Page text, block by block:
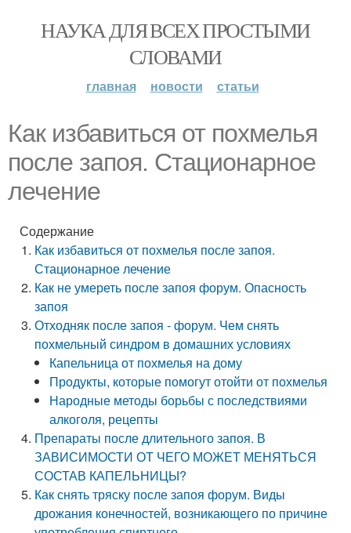
НАУКА ДЛЯ ВСЕХ ПРОСТЫМИ
СЛОВАМИ
главная новости статьи
Как избавиться от похмелья
после запоя. Стационарное
лечение
Содержание
Как избавиться от похмелья после запоя.
Стационарное лечение
Как не умереть после запоя форум. Опасность
запоя
Отходняк после запоя - форум. Чем снять
похмельный синдром в домашних условиях
Капельница от похмелья на дому
Продукты, которые помогут отойти от похмелья
Народные методы борьбы с последствиями
алкоголя, рецепты
Препараты после длительного запоя. В
ЗАВИСИМОСТИ ОТ ЧЕГО МОЖЕТ МЕНЯТЬСЯ
СОСТАВ КАПЕЛЬНИЦЫ?
Как снять тряску после запоя форум. Виды
дрожания конечностей, возникающего по причине